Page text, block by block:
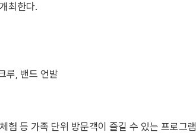
최한다.
루, 밴드 언발
등 가족 단위 방문객이 즐길 수 있는 프로그램